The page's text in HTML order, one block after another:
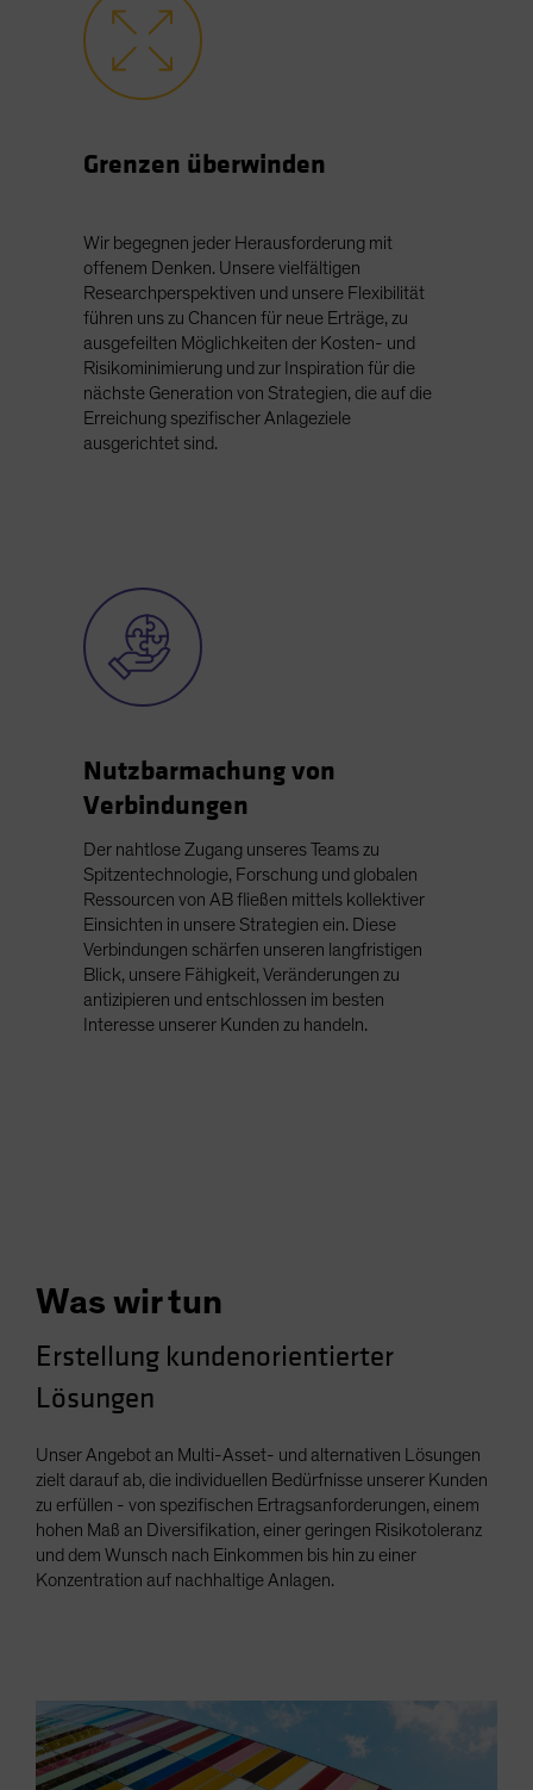
Grenzen überwinden
Wir begegnen jeder Herausforderung mit
offenem Denken. Unsere vielfältigen
Researchperspektiven und unsere Flexibilität
führen uns zu Chancen für neue Erträge, zu
ausgefeilten Möglichkeiten der Kosten- und
Risikominimierung und zur Inspiration für die
nächste Generation von Strategien, die auf die
Erreichung spezifischer Anlageziele
ausgerichtet sind.
Nutzbarmachung von
Verbindungen
Der nahtlose Zugang unseres Teams zu
Spitzentechnologie, Forschung und globalen
Ressourcen von AB fließen mittels kollektiver
Einsichten in unsere Strategien ein. Diese
Verbindungen schärfen unseren langfristigen
Blick, unsere Fähigkeit, Veränderungen zu
antizipieren und entschlossen im besten
Interesse unserer Kunden zu handeln.
Was wir tun
Erstellung kundenorientierter
Lösungen
Unser Angebot an Multi-Asset- und alternativen Lösungen
zielt darauf ab, die individuellen Bedürfnisse unserer Kunden
zu erfüllen - von spezifischen Ertragsanforderungen, einem
hohen Maß an Diversifikation, einer geringen Risikotoleranz
und dem Wunsch nach Einkommen bis hin zu einer
Konzentration auf nachhaltige Anlagen.